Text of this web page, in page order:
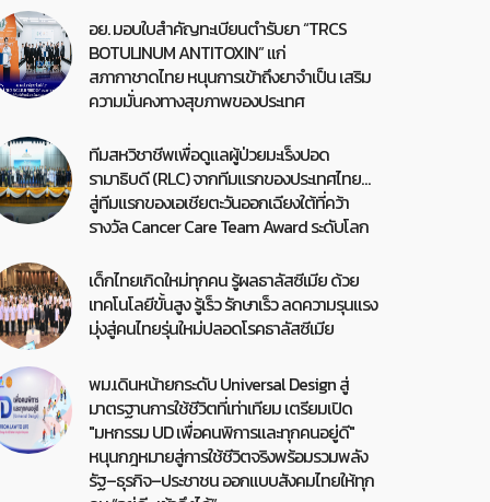
อย. มอบใบสำคัญทะเบียนตำรับยา “TRCS
BOTULINUM ANTITOXIN” แก่
สภากาชาดไทย หนุนการเข้าถึงยาจำเป็น เสริม
ความมั่นคงทางสุขภาพของประเทศ
ทีมสหวิชาชีพเพื่อดูแลผู้ป่วยมะเร็งปอด
รามาธิบดี (RLC) จากทีมแรกของประเทศไทย…
สู่ทีมแรกของเอเชียตะวันออกเฉียงใต้ที่คว้า
รางวัล Cancer Care Team Award ระดับโลก
เด็กไทยเกิดใหม่ทุกคน รู้ผลธาลัสซีเมีย ด้วย
เทคโนโลยีขั้นสูง รู้เร็ว รักษาเร็ว ลดความรุนแรง
มุ่งสู่คนไทยรุ่นใหม่ปลอดโรคธาลัสซีเมีย
พม.เดินหน้ายกระดับ Universal Design สู่
มาตรฐานการใช้ชีวิตที่เท่าเทียม เตรียมเปิด
"มหกรรม UD เพื่อคนพิการและทุกคนอยู่ดี"
หนุนกฎหมายสู่การใช้ชีวิตจริงพร้อมรวมพลัง
รัฐ–ธุรกิจ–ประชาชน ออกแบบสังคมไทยให้ทุก